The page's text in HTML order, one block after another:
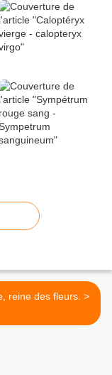
La rose, reine des fleurs. >